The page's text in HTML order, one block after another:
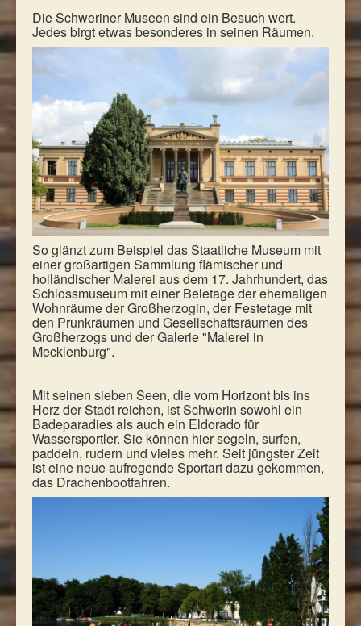
Die Schweriner Museen sind ein Besuch wert.
Jedes birgt etwas besonderes in seinen Räumen.
So glänzt zum Beispiel das Staatliche Museum mit
einer großartigen Sammlung flämischer und
holländischer Malerei aus dem 17. Jahrhundert, das
Schlossmuseum mit einer Beletage der ehemaligen
Wohnräume der Großherzogin, der Festetage mit
den Prunkräumen und Gesellschaftsräumen des
Großherzogs und der Galerie "Malerei in
Mecklenburg".
Mit seinen sieben Seen, die vom Horizont bis ins
Herz der Stadt reichen, ist Schwerin sowohl ein
Badeparadies als auch ein Eldorado für
Wassersportler. Sie können hier segeln, surfen,
paddeln, rudern und vieles mehr. Seit jüngster Zeit
ist eine neue aufregende Sportart dazu gekommen,
das Drachenbootfahren.